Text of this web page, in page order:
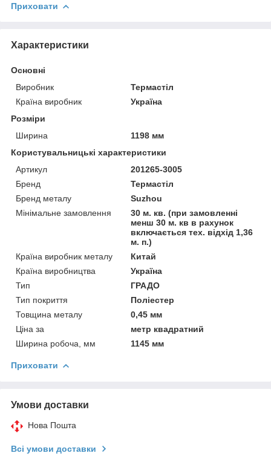
Приховати
Характеристики
Основні
Виробник
Термастіл
Країна виробник
Україна
Розміри
Ширина
1198 мм
Користувальницькі характеристики
Артикул
201265-3005
Бренд
Термастіл
Бренд металу
Suzhou
Мінімальне замовлення
30 м. кв. (при замовленні
менш 30 м. кв в рахунок
включається тех. відхід 1,36
м. п.)
Країна виробник металу
Китай
Країна виробництва
Україна
Тип
ГРАДО
Тип покриття
Поліестер
Товщина металу
0,45 мм
Ціна за
метр квадратний
Ширина робоча, мм
1145 мм
Приховати
Умови доставки
Нова Пошта
Всі умови доставки